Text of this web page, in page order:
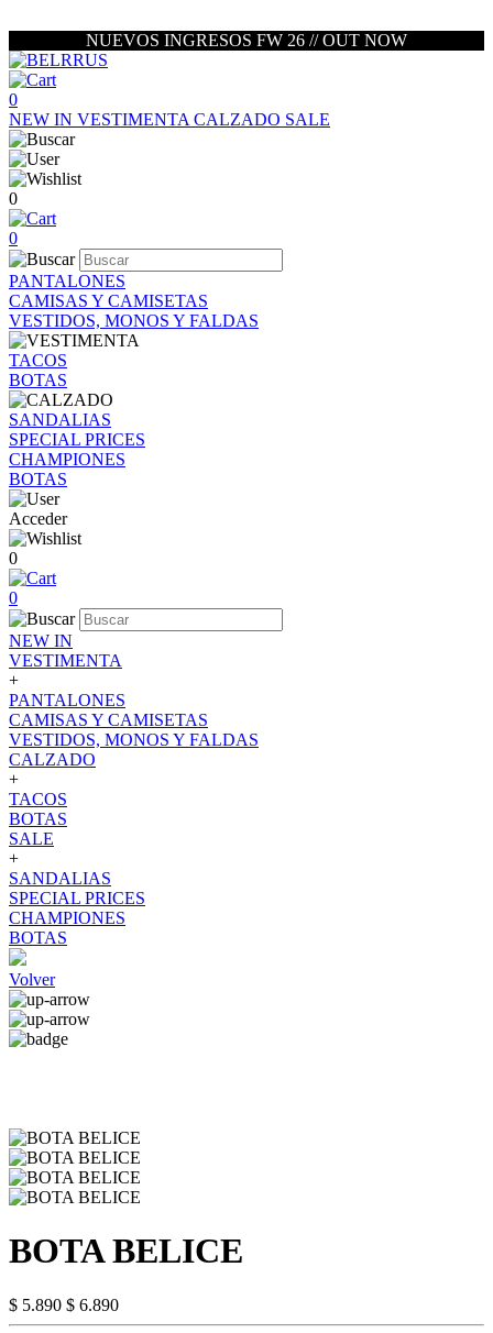
NUEVOS INGRESOS FW 26 // OUT NOW
0
NEW IN VESTIMENTA CALZADO SALE
0
0
PANTALONES
CAMISAS Y CAMISETAS
VESTIDOS, MONOS Y FALDAS
TACOS
BOTAS
SANDALIAS
SPECIAL PRICES
CHAMPIONES
BOTAS
Acceder
0
0
NEW IN
VESTIMENTA
+
PANTALONES
CAMISAS Y CAMISETAS
VESTIDOS, MONOS Y FALDAS
CALZADO
+
TACOS
BOTAS
SALE
+
SANDALIAS
SPECIAL PRICES
CHAMPIONES
BOTAS
Volver
BOTA BELICE
$ 5.890 $ 6.890